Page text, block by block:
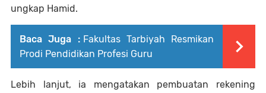
ungkap Hamid.
Baca Juga : Fakultas Tarbiyah Resmikan
Prodi Pendidikan Profesi Guru
Lebih lanjut, ia mengatakan pembuatan rekening